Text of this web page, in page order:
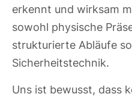
erkennt und wirksam
sowohl physische
strukturierte Abläufe
Sicherheitstechnik.
Uns ist bewusst, dass